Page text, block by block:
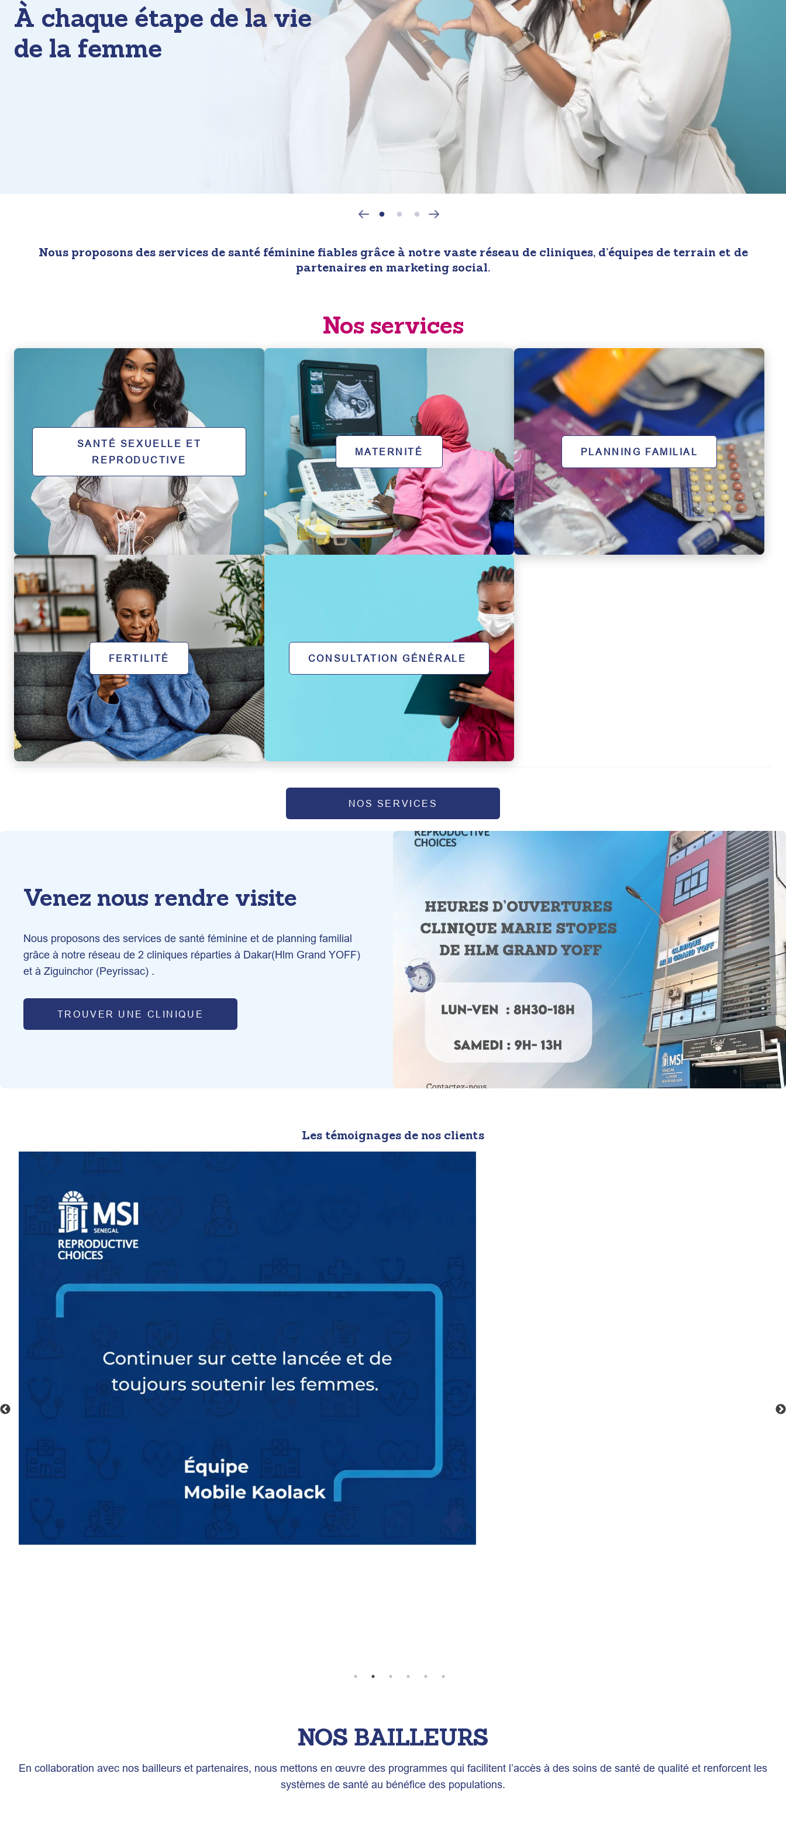
À chaque étape de la vie
de la femme
Nous proposons des services de santé féminine fiables grâce à notre vaste réseau de cliniques, d’équipes de terrain et de
partenaires en marketing social.
Nos services
SANTÉ SEXUELLE ET
REPRODUCTIVE
MATERNITÉ PLANNING FAMILIAL
FERTILITÉ CONSULTATION GÉNÉRALE
NOS SERVICES
Venez nous rendre visite
Nous proposons des services de santé féminine et de planning familial
grâce à notre réseau de 2 cliniques réparties à Dakar(Hlm Grand YOFF)
et à Ziguinchor (Peyrissac) .
TROUVER UNE CLINIQUE
Les témoignages de nos clients
NOS BAILLEURS
En collaboration avec nos bailleurs et partenaires, nous mettons en œuvre des programmes qui facilitent l’accès à des soins de santé de qualité et renforcent les
systèmes de santé au bénéfice des populations.